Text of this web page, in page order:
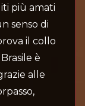
più amati
senso di
il collo
Brasile è
alle